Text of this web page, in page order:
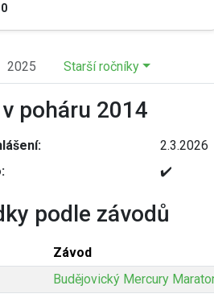
2025 Starší ročníky
poháru 2014
2.3.2026
✔️
podle závodů
Závod
Budějovický Mercury